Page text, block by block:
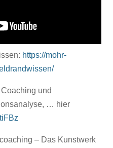
https://mohr-
und
… hier
– Das Kunstwerk